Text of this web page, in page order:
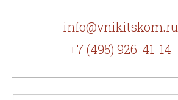
info@vnikitskom.ru
+7 (495) 926-41-14